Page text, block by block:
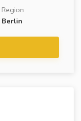
Region
Berlin